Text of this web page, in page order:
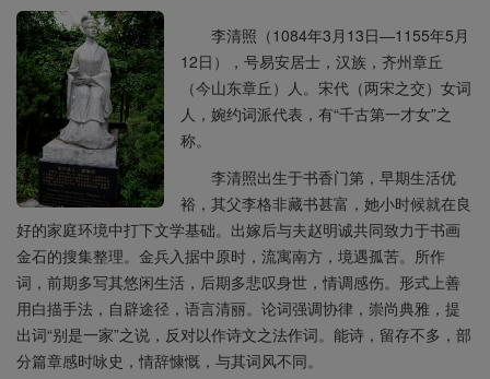
春水向东流。”只是以愁之多比水之多而已。秦观《江城
子》云：“便做春江都是泪，流不尽许多愁。”则愁已经物
质化，变为可以放在江中，随水流尽的东西了。李清照
等又进一步把它搬上了船，于是愁竟有了重量，不但可
随水而流，并且可以用船来载。董解元《西厢记诸宫
调》中的《仙吕?点绛唇缠令?尾》云：“休问离愁轻重，
向个马儿上驮也驮不动。”则把愁从船上卸下，驮在马背
上。 王实甫 《西厢记》杂剧《正宫?端正好?收尾》
云：“遍人间烦恼填胸臆，量这些大小车儿如何载得
起。”又把愁从马背上卸下，装在车子上。从这些小例子
也可以看出文艺必须有所继承，同时必须有所发展的基
本道理来。
这首词的整个布局也有值得注意之处。
李清照（1084年3月13日—1155年5月
12日），号易安居士，汉族，齐州章丘
（今山东章丘）人。宋代（两宋之交）女词
人，婉约词派代表，有“千古第一才女”之
称。
李清照出生于书香门第，早期生活优
裕，其父李格非藏书甚富，她小时候就在良
好的家庭环境中打下文学基础。出嫁后与夫赵明诚共同致力于书画
金石的搜集整理。金兵入据中原时，流寓南方，境遇孤苦。所作
词，前期多写其悠闲生活，后期多悲叹身世，情调感伤。形式上善
用白描手法，自辟途径，语言清丽。论词强调协律，崇尚典雅，提
出词“别是一家”之说，反对以作诗文之法作词。能诗，留存不多，部
分篇章感时咏史，情辞慷慨，与其词风不同。